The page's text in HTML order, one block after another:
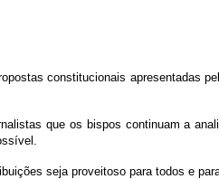
constitucionais apresentadas
que os bispos continuam a
seja proveitoso para todos e